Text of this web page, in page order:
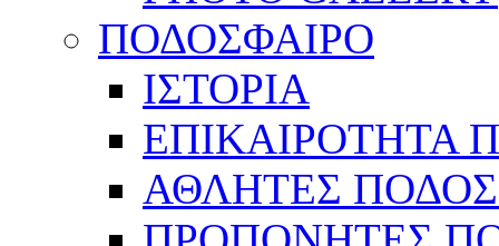
ΠΟΔΟΣΦΑΙΡΟ
ΙΣΤΟΡΙΑ
ΕΠΙΚΑΙΡΟΤΗΤΑ
ΑΘΛΗΤΕΣ